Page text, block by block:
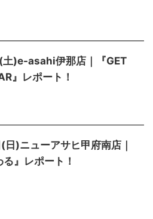
土)e-asahi伊那店｜『GET
』レポート！
)ニューアサヒ甲府南店｜
る』レポート！